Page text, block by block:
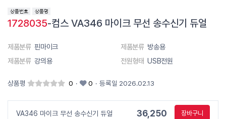
1728035-컴스 VA346 마이크 무선 송수신기 듀얼
제품분류 핀마이크 제품분류 방송용
제품분류 강의용 전원형태 USB전원
상품평 0 · 0 · 등록일 2026.02.13
VA346 마이크 무선 송수신기 듀얼 36,250 장바구니